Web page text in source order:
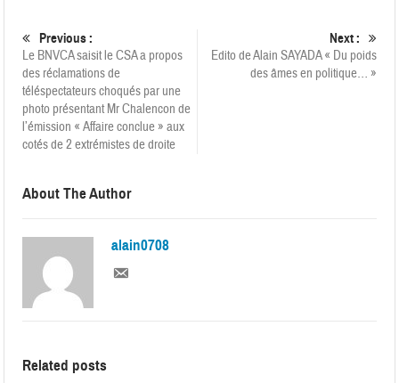
Previous :
Le BNVCA saisit le CSA a propos
des réclamations de
téléspectateurs choqués par une
photo présentant Mr Chalencon de
l’émission « Affaire conclue » aux
cotés de 2 extrémistes de droite
Next :
Edito de Alain SAYADA « Du poids
des âmes en politique… »
About The Author
alain0708
Related posts